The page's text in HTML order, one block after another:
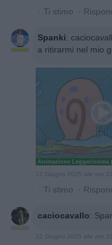
· Ti stimo ·
Spanki:
a ritirarmi nel mio
Animazione Leggerissima
12 Giugno 2025 alle ore
· Ti stimo ·
caciocavallo:
12 Giugno 2025 alle ore